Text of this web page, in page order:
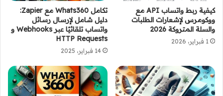
كيفية ربط واتساب API مع
ووكومرس لإشعارات الطلبات
والسلة المتروكة 2026
1 فبراير، 2026
تكامل Whats360 مع Zapier:
دليل شامل لإرسال رسائل
واتساب تلقائيًا عبر Webhooks و
HTTP Requests
14 فبراير، 2025